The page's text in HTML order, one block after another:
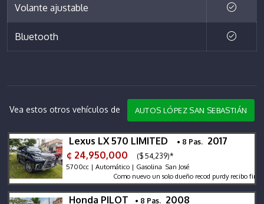
Volante ajustable
Bluetooth
Vea estos otros vehículos de AUTOS LÓPEZ SAN SEBASTIÁN
Lexus LX 570 LIMITED • 8 Pas. 2017
¢ 24,950,000
($ 54,239)*
5700cc | Automático | Gasolina San José
Como nuevo un solo dueño recod purdy recibo finacio
Honda PILOT • 8 Pas. 2008